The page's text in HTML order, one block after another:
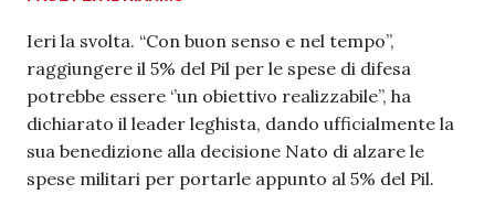
Ieri la svolta. “Con buon senso e nel tempo’’,
raggiungere il 5% del Pil per le spese di difesa
potrebbe essere ‘’un obiettivo realizzabile’’, ha
dichiarato il leader leghista, dando ufficialmente la
sua benedizione alla decisione Nato di alzare le
spese militari per portarle appunto al 5% del Pil.